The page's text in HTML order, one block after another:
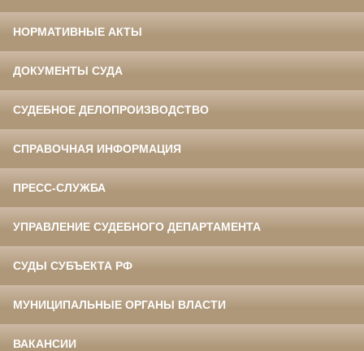
НОРМАТИВНЫЕ АКТЫ
ДОКУМЕНТЫ СУДА
СУДЕБНОЕ ДЕЛОПРОИЗВОДСТВО
СПРАВОЧНАЯ ИНФОРМАЦИЯ
ПРЕСС-СЛУЖБА
УПРАВЛЕНИЕ СУДЕБНОГО ДЕПАРТАМЕНТА
СУДЫ СУБЪЕКТА РФ
МУНИЦИПАЛЬНЫЕ ОРГАНЫ ВЛАСТИ
ВАКАНСИИ